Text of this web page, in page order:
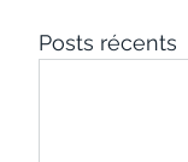
Posts récents